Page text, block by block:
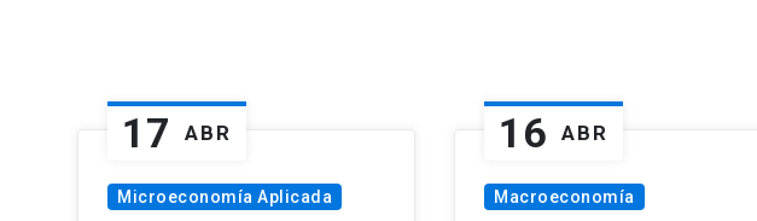
17 ABR
Microeconomía Aplicada
16 ABR
Macroeconomía